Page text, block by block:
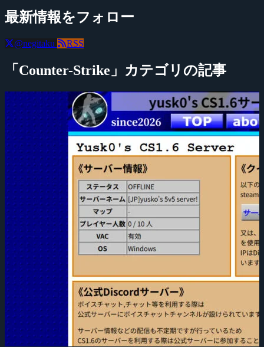
最新情報をフォロー
@negitaku RSS
「Counter-Strike」カテゴリの記事